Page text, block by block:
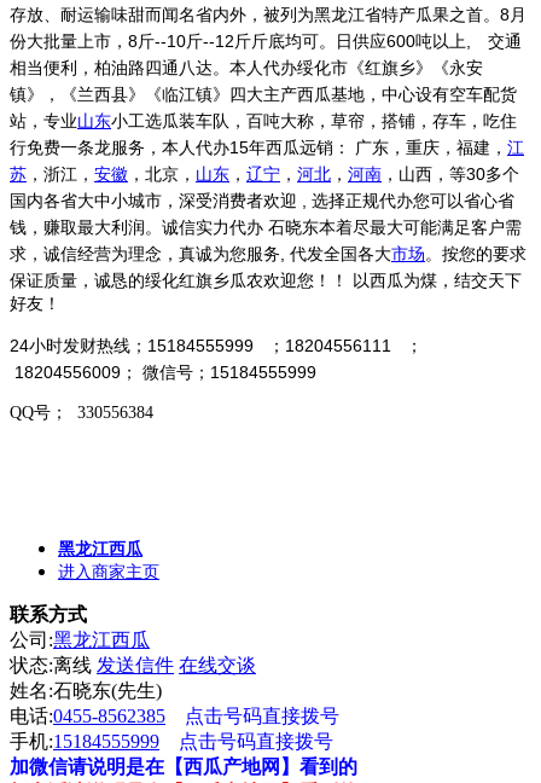
存放、耐运输味甜而闻名省内外，被列为黑龙江省特产瓜果之首。8月
份大批量上市，8斤--10斤--12斤斤底均可。日供应600吨以上, 交通
相当便利，柏油路四通八达。本人代办绥化市《红旗乡》《永安
镇》，《兰西县》《临江镇》四大主产西瓜基地，中心设有空车配货
站，专业山东小工选瓜装车队，百吨大称，草帘，搭铺，存车，吃住
行免费一条龙服务，本人代办15年西瓜远销： 广东，重庆，福建， 江
苏 ，浙江， 安徽 ，北京， 山东 ， 辽宁 ， 河北 ， 河南 ，山西，等30多个
国内各省大中小城市，深受消费者欢迎 , 选择正规代办您可以省心省
钱，赚取最大利润。诚信实力代办 石晓东本着尽最大可能满足客户需
求，诚信经营为理念，真诚为您服务, 代发全国各大市场。按您的要求
保证质量 ，诚恳的绥化红旗乡瓜农欢迎您！！
以西瓜为煤，结交天下
好友！
24小时发财热线；15184555999 ；18204556111 ；
18204556009； 微信号；15184555999
QQ号； 330556384
黑龙江西瓜
进入商家主页
联系方式
公司:黑龙江西瓜
状态:离线 发送信件 在线交谈
姓名:石晓东(先生)
电话:0455-8562385
点击号码直接拨号
手机:15184555999
点击号码直接拨号
加微信请说明是在【西瓜产地网】看到的